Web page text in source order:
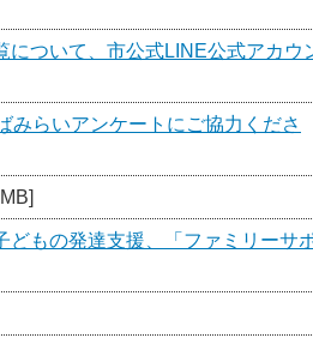
について、市公式LINE公式アカウ
みらいアンケートにご協力くださ
もの発達支援、「ファミリーサ